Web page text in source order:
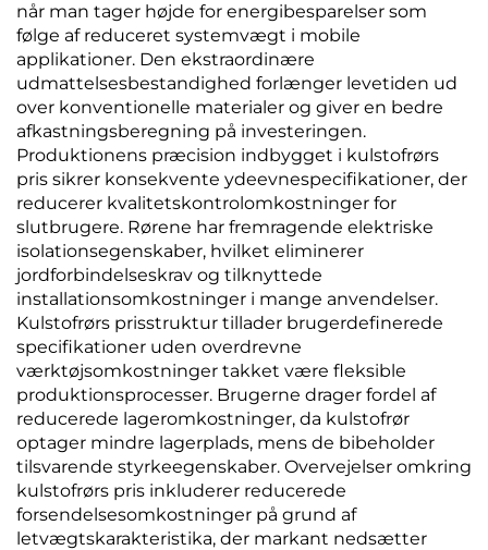
når man tager højde for energibesparelser som
følge af reduceret systemvægt i mobile
applikationer. Den ekstraordinære
udmattelsesbestandighed forlænger levetiden ud
over konventionelle materialer og giver en bedre
afkastningsberegning på investeringen.
Produktionens præcision indbygget i kulstofrørs
pris sikrer konsekvente ydeevnespecifikationer, der
reducerer kvalitetskontrolomkostninger for
slutbrugere. Rørene har fremragende elektriske
isolationsegenskaber, hvilket eliminerer
jordforbindelseskrav og tilknyttede
installationsomkostninger i mange anvendelser.
Kulstofrørs prisstruktur tillader brugerdefinerede
specifikationer uden overdrevne
værktøjsomkostninger takket være fleksible
produktionsprocesser. Brugerne drager fordel af
reducerede lageromkostninger, da kulstofrør
optager mindre lagerplads, mens de bibeholder
tilsvarende styrkeegenskaber. Overvejelser omkring
kulstofrørs pris inkluderer reducerede
forsendelsesomkostninger på grund af
letvægtskarakteristika, der markant nedsætter